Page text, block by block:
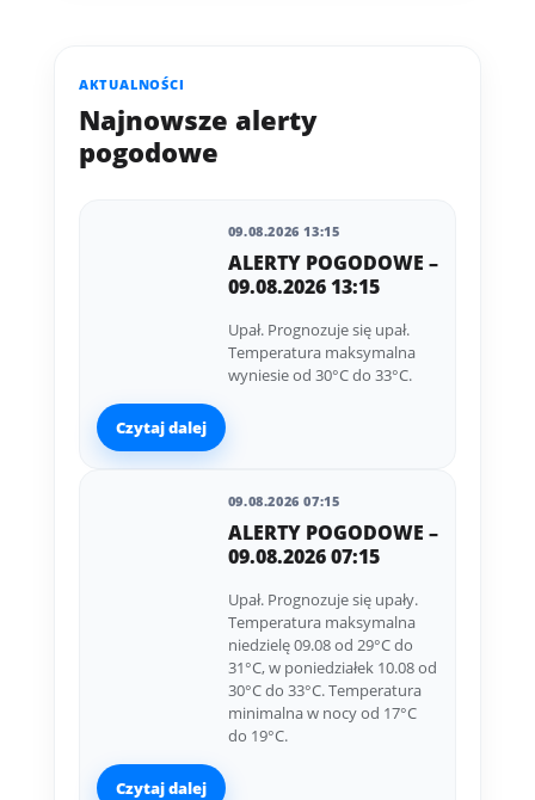
AKTUALNOŚCI
Najnowsze alerty
pogodowe
09.08.2026 13:15
ALERTY POGODOWE –
09.08.2026 13:15
Upał. Prognozuje się upał.
Temperatura maksymalna
wyniesie od 30°C do 33°C.
Czytaj dalej
09.08.2026 07:15
ALERTY POGODOWE –
09.08.2026 07:15
Upał. Prognozuje się upały.
Temperatura maksymalna
niedzielę 09.08 od 29°C do
31°C, w poniedziałek 10.08 od
30°C do 33°C. Temperatura
minimalna w nocy od 17°C
do 19°C.
Czytaj dalej